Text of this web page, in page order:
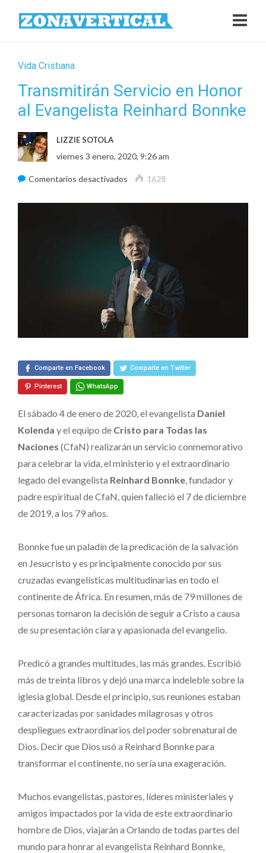
Vida Cristiana
Transmitirán Servicio en Honor
al Evangelista Reinhard Bonnke
LIZZIE SOTOLA
viernes 3 enero, 2020, 9:26 am
Comentarios desactivados en
en
Honor
al
Evangelista
Reinhard
Bonnke
1628
Comparte en Facebook Comparte en Twitter
Pinterest WhatsApp
El sábado 4 de enero de 2020, el evangelista Daniel
Kolenda y el equipo de Cristo para Todas las
Naciones (CfaN) realizarán un servicio conmemorativo
para celebrar la vida, el ministerio y el extraordinario
legado del evangelista Reinhard Bonnke, fundador y
padre espiritual de CfaN, quien falleció el 7 de diciembre
de 2019, a los 79 años.
Bonnke fue un paladín de la predicación de la salvación
en Jesucristo y es principalmente conocido por sus
cruzadas evangelísticas multitudinarias en todo el
continente de África. En resumen, más de 79 millones de
personas tomaron la decisión de seguir a Cristo a causa
de su presentación clara y apasionada del evangelio.
Predicó a grandes multitudes, las más grandes. Escribió
más de treinta libros y dejó una marca indeleble sobre la
iglesia global. Desde el principio, sus reuniones estaban
caracterizadas por sanidades milagrosas y otros
despliegues extraordinarios del poder sobrenatural de
Dios. Decir que Dios usó a Reinhard Bonnke para
transformar el continente, no sería una exageración.
Muchos evangelistas, pastores, líderes ministeriales y
amigos impactados por la vida de este extraordinario
hombre de Dios, viajarán a Orlando de todas partes del
mundo para honrar al evangelista Reinhard Bonnke,